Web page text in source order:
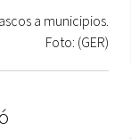
a municipios.
Foto: (GER)